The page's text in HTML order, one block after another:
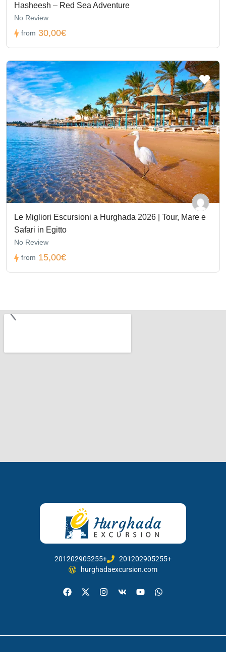
Hasheesh – Red Sea Adventure
No Review
from 30,00€
Le Migliori Escursioni a Hurghada 2026 | Tour, Mare e
Safari in Egitto
No Review
from 15,00€
201202905255+
201202905255+
hurghadaexcursion.com